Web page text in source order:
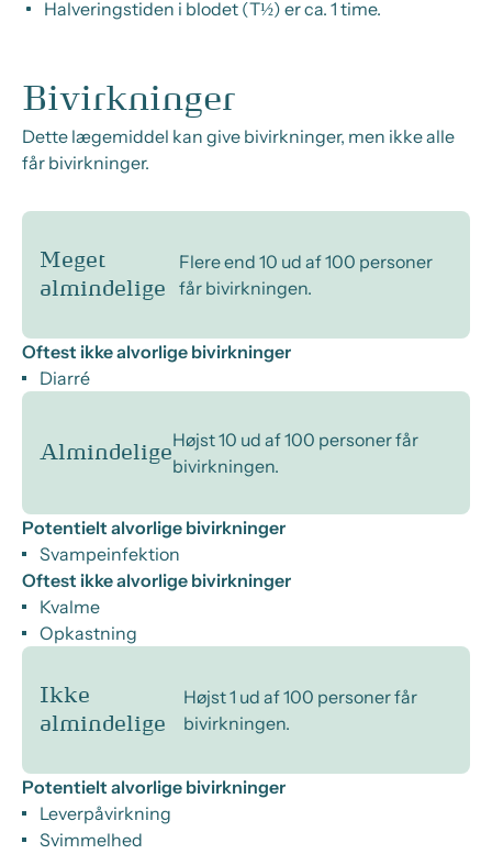
Halveringstiden i blodet (T½) er ca. 1 time.
Bivirkninger
Dette lægemiddel kan give bivirkninger, men ikke alle
får bivirkninger.
Meget
almindelige
Flere end 10 ud af 100 personer
får bivirkningen.
Oftest ikke alvorlige bivirkninger
Diarré
Almindelige
Højst 10 ud af 100 personer får
bivirkningen.
Potentielt alvorlige bivirkninger
Svampeinfektion
Oftest ikke alvorlige bivirkninger
Kvalme
Opkastning
Ikke
almindelige
Højst 1 ud af 100 personer får
bivirkningen.
Potentielt alvorlige bivirkninger
Leverpåvirkning
Svimmelhed